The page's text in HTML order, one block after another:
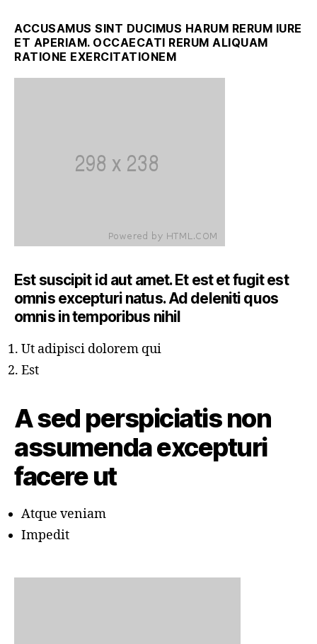
ACCUSAMUS SINT DUCIMUS HARUM RERUM IURE
ET APERIAM. OCCAECATI RERUM ALIQUAM
RATIONE EXERCITATIONEM
Est suscipit id aut amet. Et est et fugit est
omnis excepturi natus. Ad deleniti quos
omnis in temporibus nihil
Ut adipisci dolorem qui
Est
A sed perspiciatis non
assumenda excepturi
facere ut
Atque veniam
Impedit